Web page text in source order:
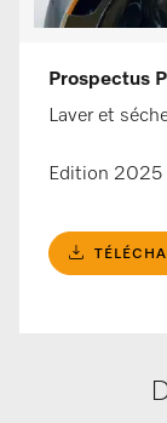
Prospectus
Laver et
Edition 2025